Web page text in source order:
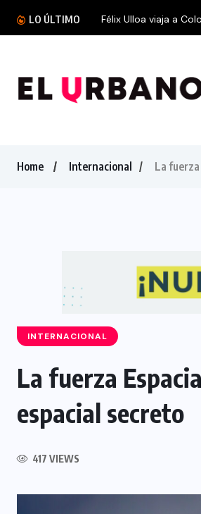
LO ÚLTIMO Félix Ulloa viaja a
Home Internacional La
INTERNACIONAL
La fuerza
espacial secreto
417 VIEWS
SIN